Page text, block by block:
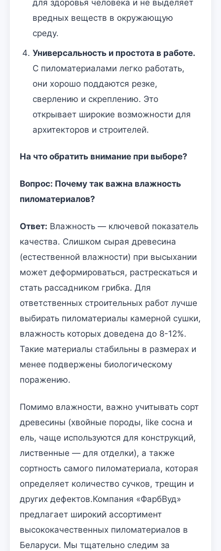
для здоровья человека и не выделяет
вредных веществ в окружающую
среду.
Универсальность и простота в работе.
С пиломатериалами легко работать,
они хорошо поддаются резке,
сверлению и скреплению. Это
открывает широкие возможности для
архитекторов и строителей.
На что обратить внимание при выборе?
Вопрос: Почему так важна влажность
пиломатериалов?
Ответ: Влажность — ключевой показатель
качества. Слишком сырая древесина
(естественной влажности) при высыхании
может деформироваться, растрескаться и
стать рассадником грибка. Для
ответственных строительных работ лучше
выбирать пиломатериалы камерной сушки,
влажность которых доведена до 8-12%.
Такие материалы стабильны в размерах и
менее подвержены биологическому
поражению.
Помимо влажности, важно учитывать сорт
древесины (хвойные породы, like сосна и
ель, чаще используются для конструкций,
лиственные — для отделки), а также
сортность самого пиломатериала, которая
определяет количество сучков, трещин и
других дефектов.Компания «ФарбВуд»
предлагает широкий ассортимент
высококачественных пиломатериалов в
Беларуси. Мы тщательно следим за